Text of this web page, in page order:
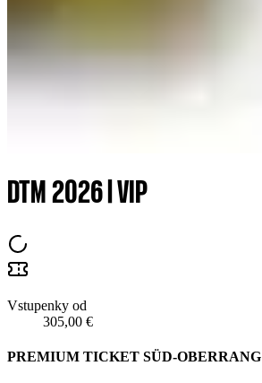
DTM 2026 | VIP
Vstupenky od
305,00 €
PREMIUM TICKET SÜD-OBERRANG